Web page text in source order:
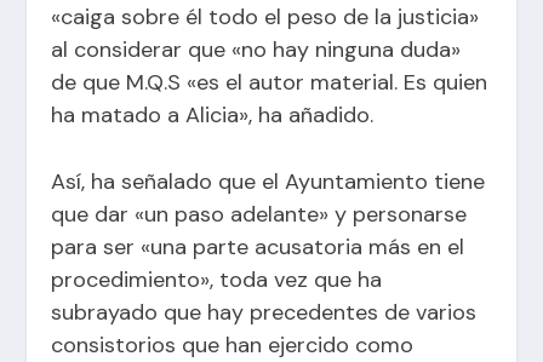
«caiga sobre él todo el peso de la justicia»
al considerar que «no hay ninguna duda»
de que M.Q.S «es el autor material. Es quien
ha matado a Alicia», ha añadido.
Así, ha señalado que el Ayuntamiento tiene
que dar «un paso adelante» y personarse
para ser «una parte acusatoria más en el
procedimiento», toda vez que ha
subrayado que hay precedentes de varios
consistorios que han ejercido como